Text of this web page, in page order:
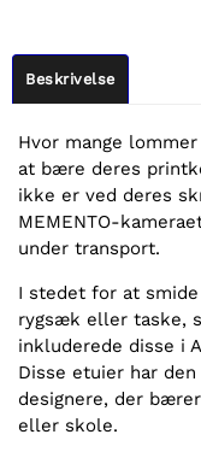
Beskrivelse
Hvor mange
at bære deres
ikke er ved deres
MEMENTO-
under transport.
I stedet for at
rygsæk eller taske,
inkluderede disse i
Disse etuier har
designere, der
eller skole.